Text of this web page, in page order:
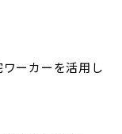
ーカーを活用し